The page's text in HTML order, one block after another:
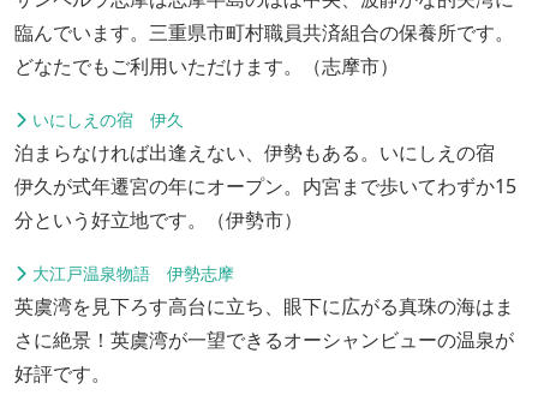
臨んでいます。三重県市町村職員共済組合の保養所です。
どなたでもご利用いただけます。（志摩市）
いにしえの宿 伊久
泊まらなければ出逢えない、伊勢もある。いにしえの宿
伊久が式年遷宮の年にオープン。内宮まで歩いてわずか15
分という好立地です。（伊勢市）
大江戸温泉物語 伊勢志摩
英虞湾を見下ろす高台に立ち、眼下に広がる真珠の海はま
さに絶景！英虞湾が一望できるオーシャンビューの温泉が
好評です。